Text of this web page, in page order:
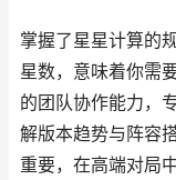
掌握了星星计算的
星数，意味着你需
的团队协作能力，
解版本趋势与阵容
重要，在高端对局